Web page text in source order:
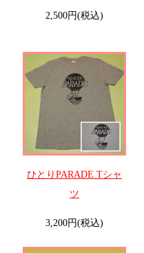
2,500円(税込)
ひとりPARADE Tシャ
ツ
3,200円(税込)